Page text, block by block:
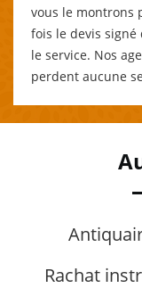
vous le montrons
fois le devis signé
le service. Nos
perdent aucune
Rachat